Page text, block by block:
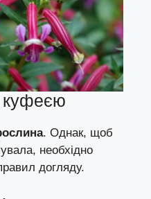
куфеєю
. Однак, щоб
необхідно
догляду.